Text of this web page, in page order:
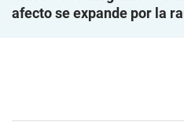
afecto se expande por la